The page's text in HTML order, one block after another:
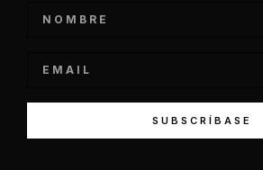
SUBSCRÍBASE